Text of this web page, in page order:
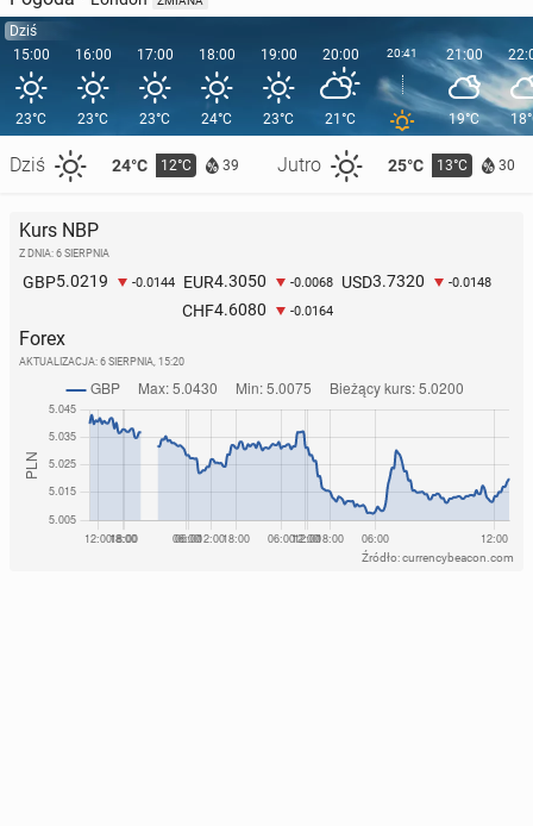
Dziś
15:00
23°C
Dziś 24°C 12°C 39 Jutro 25°C 13°C 30
16:00
23°C
17:00
23°C
18:00
24°C
19:00
23°C
20:00
21°C
20:41 21:00
19°C
Kurs NBP
Z DNIA: 6 SIERPNIA
GBP5.0219 -0.0144 EUR4.3050 -0.0068 USD3.7320 -0.0148
CHF4.6080 -0.0164
Forex
AKTUALIZACJA: 6 SIERPNIA, 15:20
Źródło: currencybeacon.com